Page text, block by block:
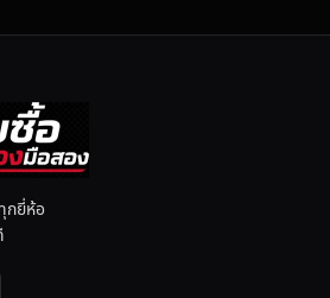
กยี่ห้อ